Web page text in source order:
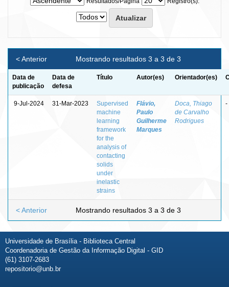
Mostrando resultados 3 a 3 de 3
< Anterior
Data de
publicação
Data de
defesa
Título Autor(es) Orientador(es)
9-Jul-2024 31-Mar-2023
Supervised
machine
learning
framework
for the
analysis of
contacting
solids
under
inelastic
strains
Flávio,
Paulo
Guilherme
Marques
Doca, Thiago
de Carvalho
Rodrigues
-
Mostrando resultados 3 a 3 de 3
< Anterior
Universidade de Brasília - Biblioteca Central
Coordenadoria de Gestão da Informação Digital - GID
(61) 3107-2683
repositorio@unb.br